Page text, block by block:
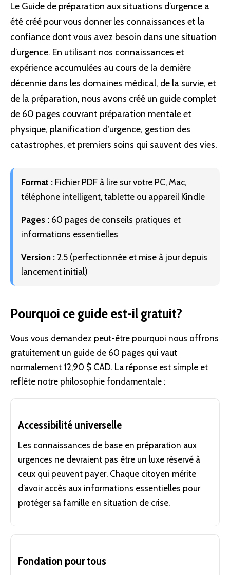
Le Guide de préparation aux situations d’urgence a
été créé pour vous donner les connaissances et la
confiance dont vous avez besoin dans une situation
d’urgence. En utilisant nos connaissances et
expérience accumulées au cours de la dernière
décennie dans les domaines médical, de la survie, et
de la préparation, nous avons créé un guide complet
de 60 pages couvrant préparation mentale et
physique, planification d’urgence, gestion des
catastrophes, et premiers soins qui sauvent des vies.
Format : Fichier PDF à lire sur votre PC, Mac,
téléphone intelligent, tablette ou appareil Kindle
Pages : 60 pages de conseils pratiques et
informations essentielles
Version : 2.5 (perfectionnée et mise à jour depuis
lancement initial)
Pourquoi ce guide est-il gratuit?
Vous vous demandez peut-être pourquoi nous offrons
gratuitement un guide de 60 pages qui vaut
normalement 12,90 $ CAD. La réponse est simple et
reflète notre philosophie fondamentale :
Accessibilité universelle
Les connaissances de base en préparation aux
urgences ne devraient pas être un luxe réservé à
ceux qui peuvent payer. Chaque citoyen mérite
d’avoir accès aux informations essentielles pour
protéger sa famille en situation de crise.
Fondation pour tous